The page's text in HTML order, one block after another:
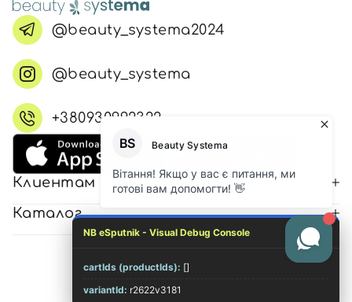
@beauty_systema2024
@beauty_systema
+380930992322
Клиентам
Каталог
© 2026 Все права защищены
NB eSputnik - Visual Debug Console
cartIds (productIds): []
variantId: r2622v3181